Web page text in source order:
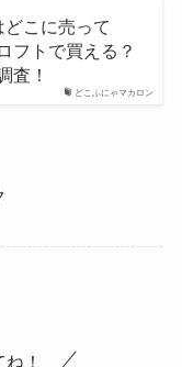
どこふにゃマカロン
どこに売って
フトで買える？
査！
！